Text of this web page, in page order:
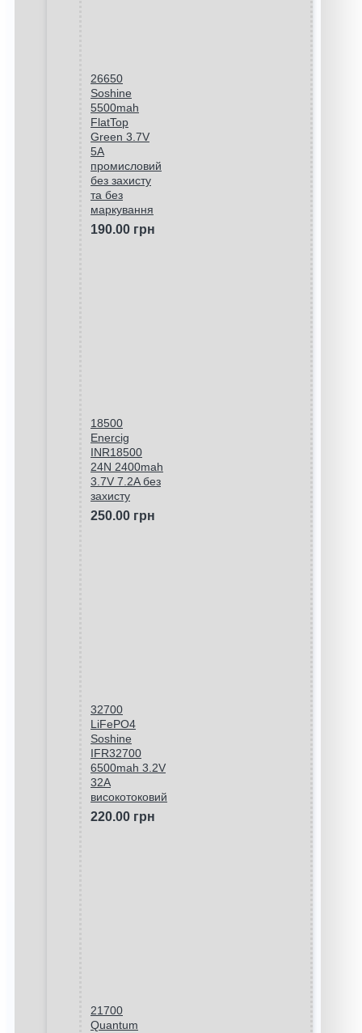
26650
Soshine
5500mah
FlatTop
Green 3.7V
5A
промисловий
без захисту
та без
маркування
190.00 грн
18500
Enercig
INR18500
24N 2400mah
3.7V 7.2A без
захисту
250.00 грн
32700
LiFePO4
Soshine
IFR32700
6500mah 3.2V
32A
високотоковий
220.00 грн
21700
Quantum